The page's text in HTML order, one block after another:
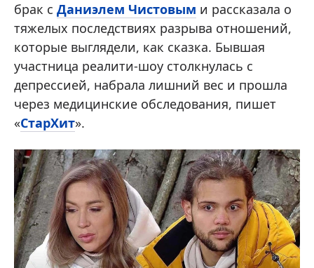
брак с Даниэлем Чистовым и рассказала о
тяжелых последствиях разрыва отношений,
которые выглядели, как сказка. Бывшая
участница реалити-шоу столкнулась с
депрессией, набрала лишний вес и прошла
через медицинские обследования, пишет
«СтарХит».